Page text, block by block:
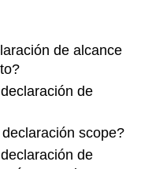
de alcance
de
scope?
de